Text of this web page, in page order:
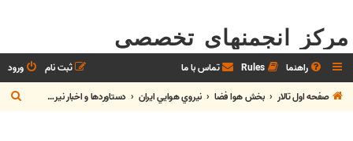
مرکز انجمنهای تخصصی
راهنما Rules تماس با ما ورود
ثبت نام
صفحه اول تالار
بخش هوا فضا نيروي هوايي ايران دستاوردها و اخبار نيروي هوايي
س